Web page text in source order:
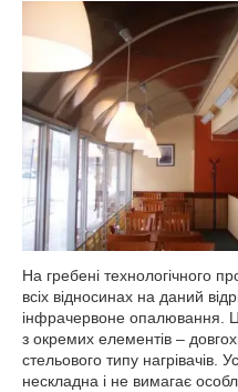
На гребені технологічного
всіх відносинах на даний
інфрачервоне опалювання.
з окремих елементів –
стельового типу нагрівачів.
нескладна і не вимагає